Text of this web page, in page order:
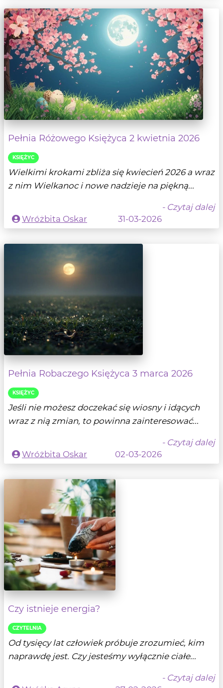
Pełnia Różowego Księżyca 2 kwietnia 2026
KSIĘŻYC
Wielkimi krokami zbliża się kwiecień 2026 a wraz
z nim Wielkanoc i nowe nadzieje na piękną...
- Czytaj dalej
Wróżbita Oskar
31-03-2026
Pełnia Robaczego Księżyca 3 marca 2026
KSIĘŻYC
Jeśli nie możesz doczekać się wiosny i idących
wraz z nią zmian, to powinna zainteresować...
- Czytaj dalej
Wróżbita Oskar
02-03-2026
Czy istnieje energia?
CZYTELNIA
Od tysięcy lat człowiek próbuje zrozumieć, kim
naprawdę jest. Czy jesteśmy wyłącznie ciałe...
- Czytaj dalej